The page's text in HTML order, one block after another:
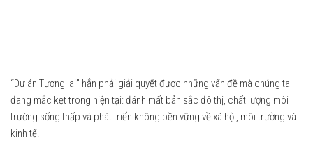
Liên hệ
“Dự án Tương lai” hẳn phải giải quyết được những vấn đề mà chúng ta
đang mắc kẹt trong hiện tại: đánh mất bản sắc đô thị, chất lượng môi
trường sống thấp và phát triển không bền vững về xã hội, môi trường và
kinh tế.